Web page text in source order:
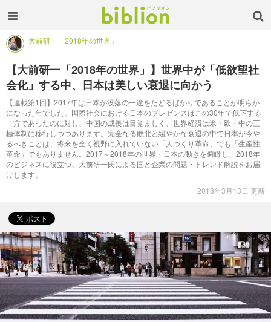
大前研一「2018年の世界」
【大前研一「2018年の世界」】世界中が「低欲望社
会化」する中、日本は美しい衰退に向かう
【連載第1回】2017年は日本が没落の一途をたどるばかりであることが明らか
になった年でした。国際社会における日本のプレゼンスはこの30年で低下する
一方であったのに対し、中国の成長は目覚ましく、世界経済は米・欧・中の三
極体制に移行しつつあります。完全なる敗北と緩やかな衰退の中で日本が今や
るべきことは、将来を全く視野に入れていない「人づくり革命」でも「生産性
革命」でもありません。2017～2018年の世界・日本の動きを俯瞰し、2018年
のビジネスに役立つ、大前研一氏による国と企業の問題・トレンド解説をお届
けします。
2018年3月13日 更新